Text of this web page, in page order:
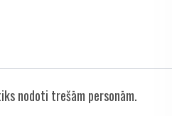
nodoti trešām personām.